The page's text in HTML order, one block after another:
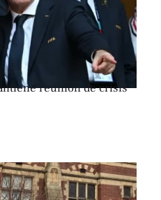
reunión de crisis